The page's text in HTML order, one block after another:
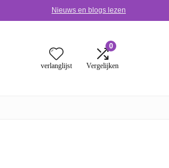
Nieuws en blogs lezen
verlanglijst
0
Vergelijken